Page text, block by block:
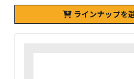
ラインナップを